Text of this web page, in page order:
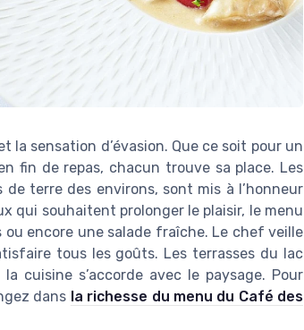
sensation d’évasion. Que ce soit pour un
fin de repas, chacun trouve sa place. Les
terre des environs, sont mis à l’honneur
qui souhaitent prolonger le plaisir, le menu
encore une salade fraîche. Le chef veille
tous les goûts. Les terrasses du lac
cuisine s’accorde avec le paysage. Pour
dans la richesse du menu du Café des